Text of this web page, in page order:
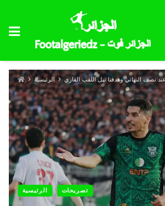
الرئيسية
الرئيسية تصريحات